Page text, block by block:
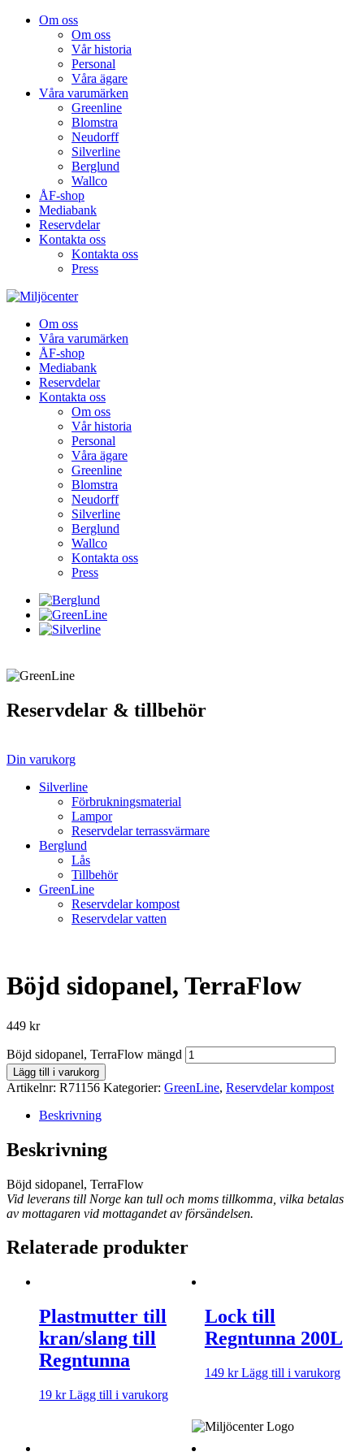
Om oss
Om oss
Vår historia
Personal
Våra ägare
Våra varumärken
Greenline
Blomstra
Neudorff
Silverline
Berglund
Wallco
ÅF-shop
Mediabank
Reservdelar
Kontakta oss
Kontakta oss
Press
Om oss
Våra varumärken
ÅF-shop
Mediabank
Reservdelar
Kontakta oss
Om oss
Vår historia
Personal
Våra ägare
Greenline
Blomstra
Neudorff
Silverline
Berglund
Wallco
Kontakta oss
Press
Reservdelar & tillbehör
Din varukorg
Silverline
Förbrukningsmaterial
Lampor
Reservdelar terrassvärmare
Berglund
Lås
Tillbehör
GreenLine
Reservdelar kompost
Reservdelar vatten
Böjd sidopanel, TerraFlow
449 kr
Böjd sidopanel, TerraFlow mängd
Lägg till i varukorg
Artikelnr: R71156 Kategorier: GreenLine, Reservdelar kompost
Beskrivning
Beskrivning
Böjd sidopanel, TerraFlow
Vid leverans till Norge kan tull och moms tillkomma, vilka betalas
av mottagaren vid mottagandet av försändelsen.
Relaterade produkter
Plastmutter till
kran/slang till
Regntunna
19 kr Lägg till i varukorg
Lock till
Regntunna 200L
149 kr Lägg till i varukorg